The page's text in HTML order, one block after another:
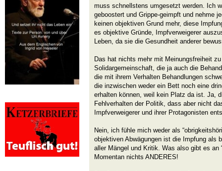
muss schnellstens umgesetzt werden. Ich
geboostert und Grippe-geimpft und nehme
keinen objektiven Grund mehr, diese
es objektive Gründe, Impfverweigerer
Leben, da sie die Gesundheit anderer
Das hat nichts mehr mit Meinungsfreiheit
Solidargemeinschaft, die ja auch die
die mit ihrem Verhalten Behandlungen
die inzwischen weder ein Bett noch eine
erhalten können, weil kein Platz da ist. Ja,
Fehlverhalten der Politik, dass aber nicht
Impfverweigerer und ihrer Protagonisten
Nein, ich fühle mich weder als
objektiven Abwägungen ist die Impfung als
aller Mängel und Kritik. Was also gibt es an
Momentan nichts ANDERES!